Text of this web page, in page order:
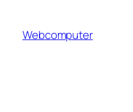
innehåll
Webcomputer